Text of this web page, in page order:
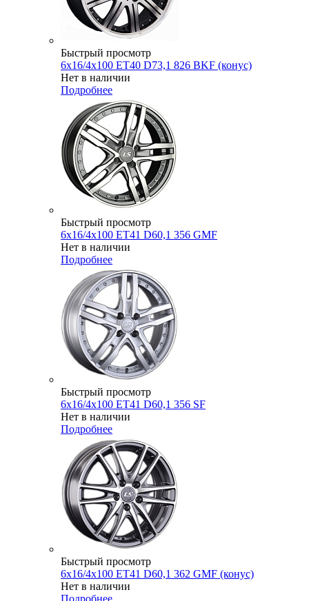
Быстрый просмотр
6x16/4x100 ET40 D73,1 826 BKF (конус)
Нет в наличии
Подробнее
Быстрый просмотр
6x16/4x100 ET41 D60,1 356 GMF
Нет в наличии
Подробнее
Быстрый просмотр
6x16/4x100 ET41 D60,1 356 SF
Нет в наличии
Подробнее
Быстрый просмотр
6x16/4x100 ET41 D60,1 362 GMF (конус)
Нет в наличии